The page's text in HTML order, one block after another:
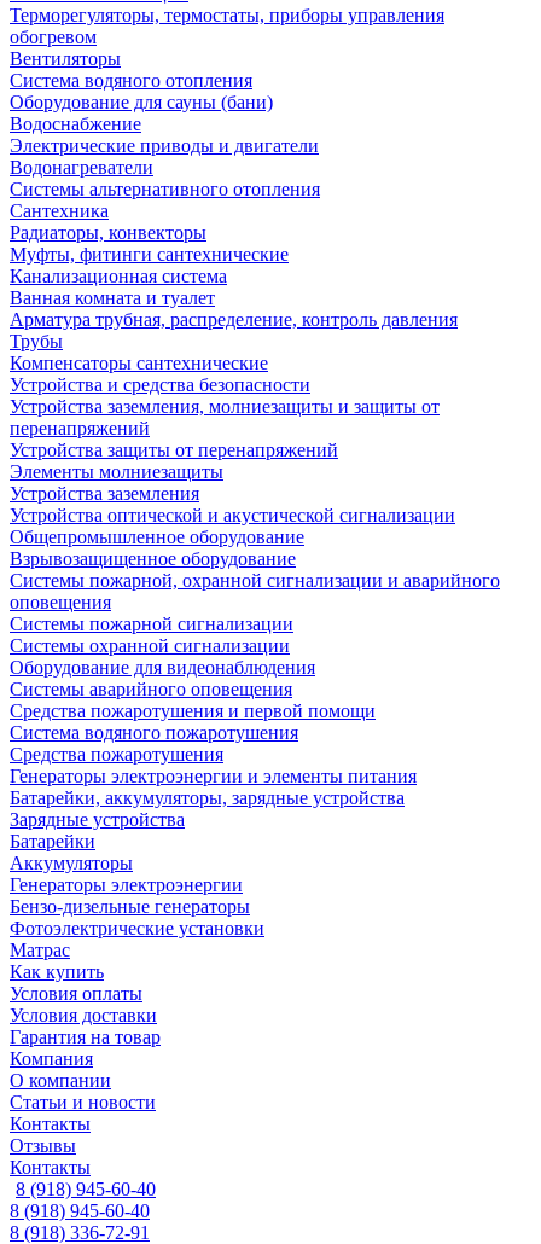
Терморегуляторы, термостаты, приборы управления
обогревом
Вентиляторы
Система водяного отопления
Оборудование для сауны (бани)
Водоснабжение
Электрические приводы и двигатели
Водонагреватели
Системы альтернативного отопления
Сантехника
Радиаторы, конвекторы
Муфты, фитинги сантехнические
Канализационная система
Ванная комната и туалет
Арматура трубная, распределение, контроль давления
Трубы
Компенсаторы сантехнические
Устройства и средства безопасности
Устройства заземления, молниезащиты и защиты от
перенапряжений
Устройства защиты от перенапряжений
Элементы молниезащиты
Устройства заземления
Устройства оптической и акустической сигнализации
Общепромышленное оборудование
Взрывозащищенное оборудование
Системы пожарной, охранной сигнализации и аварийного
оповещения
Системы пожарной сигнализации
Системы охранной сигнализации
Оборудование для видеонаблюдения
Системы аварийного оповещения
Средства пожаротушения и первой помощи
Система водяного пожаротушения
Средства пожаротушения
Генераторы электроэнергии и элементы питания
Батарейки, аккумуляторы, зарядные устройства
Зарядные устройства
Батарейки
Аккумуляторы
Генераторы электроэнергии
Бензо-дизельные генераторы
Фотоэлектрические установки
Матрас
Как купить
Условия оплаты
Условия доставки
Гарантия на товар
Компания
О компании
Статьи и новости
Контакты
Отзывы
Контакты
8 (918) 945-60-40
8 (918) 945-60-40
8 (918) 336-72-91